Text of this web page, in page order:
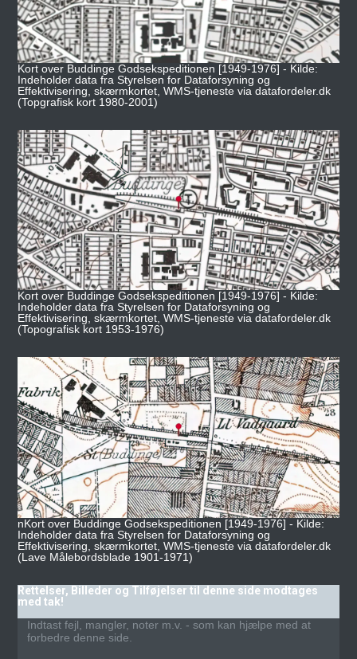
Kort over Buddinge Godsekspeditionen [1949-1976] - Kilde:
Indeholder data fra Styrelsen for Dataforsyning og
Effektivisering, skærmkortet, WMS-tjeneste via datafordeler.dk
(Topgrafisk kort 1980-2001)
Kort over Buddinge Godsekspeditionen [1949-1976] - Kilde:
Indeholder data fra Styrelsen for Dataforsyning og
Effektivisering, skærmkortet, WMS-tjeneste via datafordeler.dk
(Topografisk kort 1953-1976)
nKort over Buddinge Godsekspeditionen [1949-1976] - Kilde:
Indeholder data fra Styrelsen for Dataforsyning og
Effektivisering, skærmkortet, WMS-tjeneste via datafordeler.dk
(Lave Målebordsblade 1901-1971)
Rettelser, Billeder og Tilføjelser til denne side modtages
med tak!